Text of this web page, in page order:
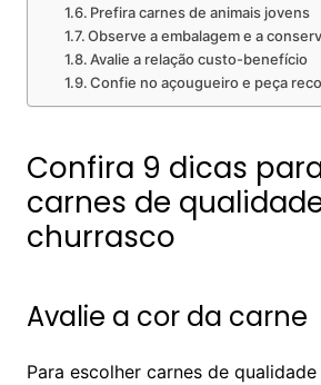
Prefira carnes de animais jovens
Observe a embalagem e a
Avalie a relação custo-benefício
Confie no açougueiro e peça
Confira 9 dicas
carnes de
churrasco
Avalie a cor da carne
Para escolher carnes de